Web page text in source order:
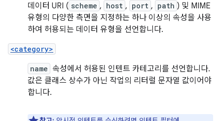
데이터 URI ( scheme , host , port , path ) 및 MIME
유형의 다양한 측면을 지정하는 하나 이상의 속성을 사용
하여 허용되는 데이터 유형을 선언합니다.
<category>
name 속성에서 허용된 인텐트 카테고리를 선언합니다.
값은 클래스 상수가 아닌 작업의 리터럴 문자열 값이어야
합니다.